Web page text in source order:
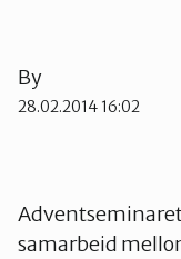
By
28.02.2014 16:02
Adventseminaret
samarbeid